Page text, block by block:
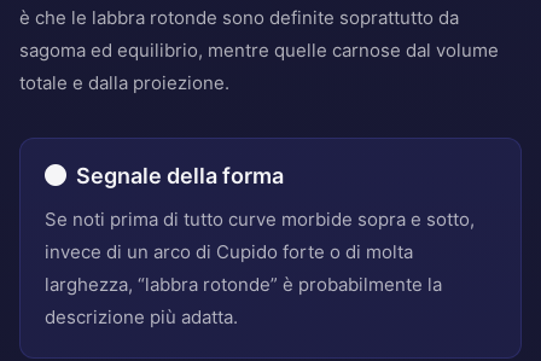
è che le labbra rotonde sono definite soprattutto da
sagoma ed equilibrio, mentre quelle carnose dal volume
totale e dalla proiezione.
Segnale della forma
Se noti prima di tutto curve morbide sopra e sotto,
invece di un arco di Cupido forte o di molta
larghezza, “labbra rotonde” è probabilmente la
descrizione più adatta.